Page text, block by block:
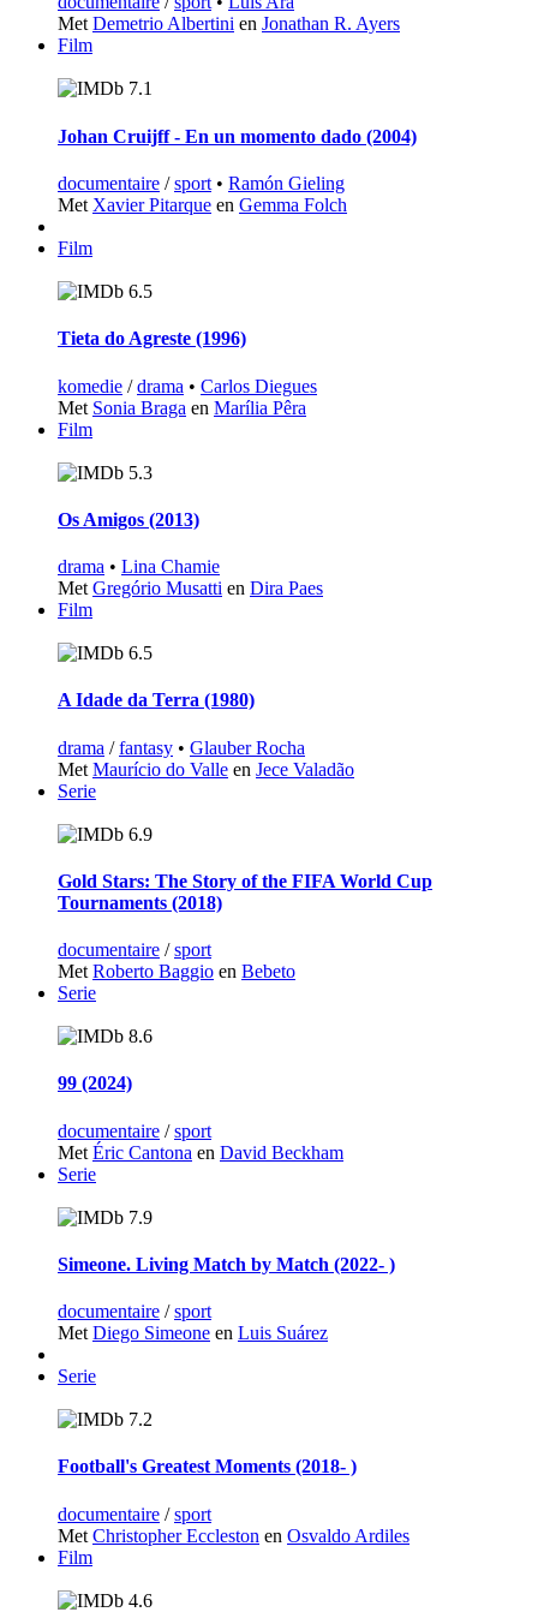
MetDemetrio Albertini en Jonathan R. Ayers
Film
7.1
Johan Cruijff - En un momento dado (2004)
documentaire /sport • Ramón Gieling
Met Xavier Pitarque en Gemma Folch
Film
6.5
Tieta do Agreste (1996)
komedie /drama • Carlos Diegues
Met Sonia Braga en Marília Pêra
Film
5.3
Os Amigos (2013)
drama • Lina Chamie
Met Gregório Musatti en Dira Paes
Film
6.5
A Idade da Terra (1980)
drama /fantasy • Glauber Rocha
Met Maurício do Valle en Jece Valadão
Serie
6.9
Gold Stars: The Story of the FIFA World Cup
Tournaments (2018)
documentaire /sport
Met Roberto Baggio en Bebeto
Serie
8.6
99 (2024)
documentaire /sport
Met Éric Cantona en David Beckham
Serie
7.9
Simeone. Living Match by Match (2022‑ )
documentaire /sport
Met Diego Simeone en Luis Suárez
Serie
7.2
Football's Greatest Moments (2018‑ )
documentaire /sport
Met Christopher Eccleston en Osvaldo Ardiles
Film
4.6